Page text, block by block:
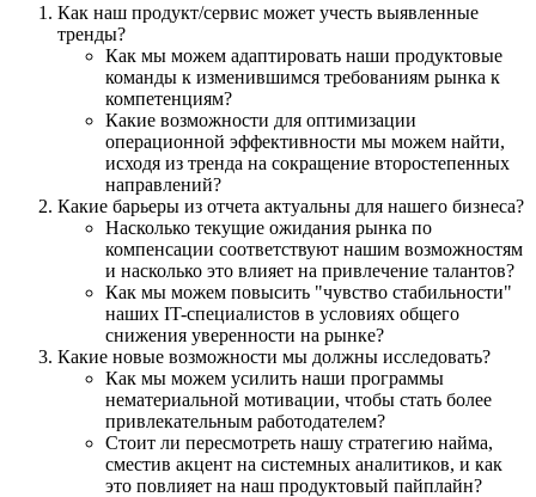
Как наш продукт/сервис может учесть выявленные
тренды?
Как мы можем адаптировать наши продуктовые
команды к изменившимся требованиям рынка к
компетенциям?
Какие возможности для оптимизации
операционной эффективности мы можем найти,
исходя из тренда на сокращение второстепенных
направлений?
Какие барьеры из отчета актуальны для нашего бизнеса?
Насколько текущие ожидания рынка по
компенсации соответствуют нашим возможностям
и насколько это влияет на привлечение талантов?
Как мы можем повысить "чувство стабильности"
наших IT-специалистов в условиях общего
снижения уверенности на рынке?
Какие новые возможности мы должны исследовать?
Как мы можем усилить наши программы
нематериальной мотивации, чтобы стать более
привлекательным работодателем?
Стоит ли пересмотреть нашу стратегию найма,
сместив акцент на системных аналитиков, и как
это повлияет на наш продуктовый пайплайн?